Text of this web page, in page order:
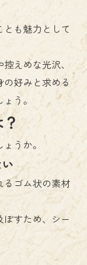
も魅力として
えめな光沢、
好みと求める
う。
うか。
るゴム状の素材
すため、シー